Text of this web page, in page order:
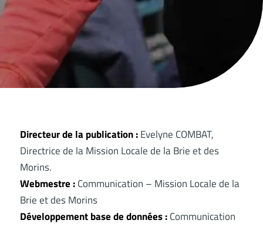
Directeur de la publication :Evelyne COMBAT,
Directrice de la Mission Locale de la Brie et des
Morins.
Webmestre :Communication – Mission Locale de la
Brie et des Morins
Développement base de données :Communication